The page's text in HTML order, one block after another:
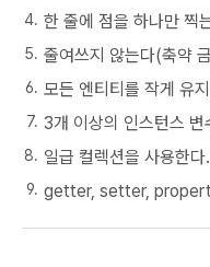
한 줄에 점을 하나만 찍
줄여쓰지 않는다(축약
모든 엔티티를 작게 유
3개 이상의 인스턴스
일급 컬렉션을 사용한다.
getter, setter,